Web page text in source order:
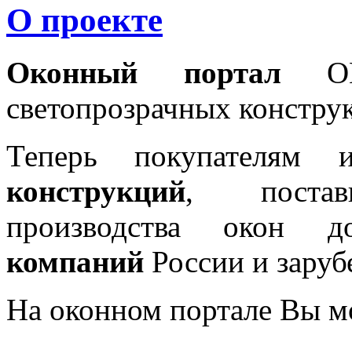
О проекте
Оконный портал
светопрозрачных
Теперь покупателям
конструкций,
производства окон
компаний России и
На оконном портале Вы